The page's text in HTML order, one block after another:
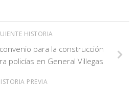
HISTORIA
para la construcción
policías en General Villegas
PREVIA